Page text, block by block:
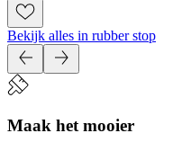
Bekijk alles in rubber stop
Maak het mooier